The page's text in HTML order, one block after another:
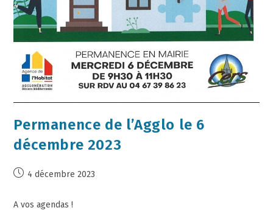
Permanence de l’Agglo le 6
décembre 2023
4 décembre 2023
A vos agendas !